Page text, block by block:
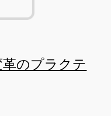
のプラクテ